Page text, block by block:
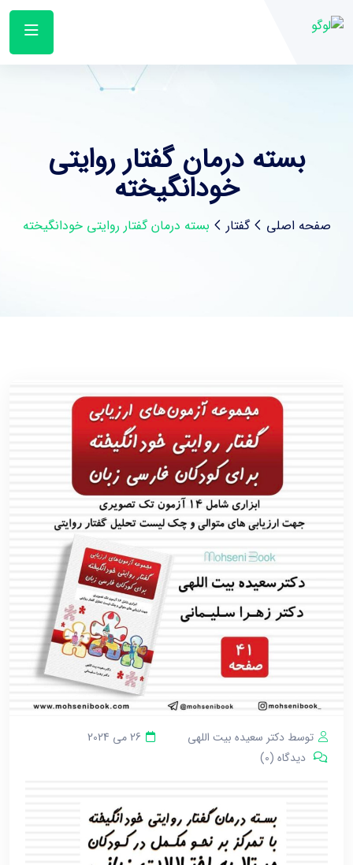
بسته درمان گفتار روایتی
خودانگیخته
صفحه اصلی گفتار بسته درمان گفتار روایتی خودانگیخته
توسط دکتر سعیده بیت اللهی
26 می 2024
دیدگاه (0)